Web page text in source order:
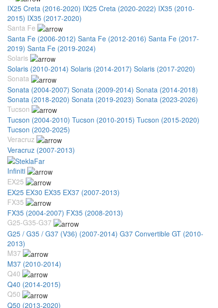
IX25 Creta (2016-2020) IX25 Creta (2020-2022) IX35 (2010-
2015) IX35 (2017-2020)
Santa Fe
Santa Fe (2006-2012) Santa Fe (2012-2016) Santa Fe (2017-
2019) Santa Fe (2019-2024)
Solaris
Solaris (2010-2014) Solaris (2014-2017) Solaris (2017-2020)
Sonata
Sonata (2004-2007) Sonata (2009-2014) Sonata (2014-2018)
Sonata (2018-2020) Sonata (2019-2023) Sonata (2023-2026)
Tucson
Tucson (2004-2010) Tucson (2010-2015) Tucson (2015-2020)
Tucson (2020-2025)
Veracruz
Veracruz (2007-2013)
Infiniti
EX25
EX25 EX30 EX35 EX37 (2007-2013)
FX35
FX35 (2004-2007) FX35 (2008-2013)
G25-G35-G37
G25 / G35 / G37 (V36) (2007-2014) G37 Convertible GT (2010-
2013)
M37
M37 (2010-2014)
Q40
Q40 (2014-2015)
Q50
Q50 (2013-2020)